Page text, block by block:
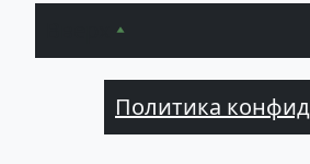
Политика